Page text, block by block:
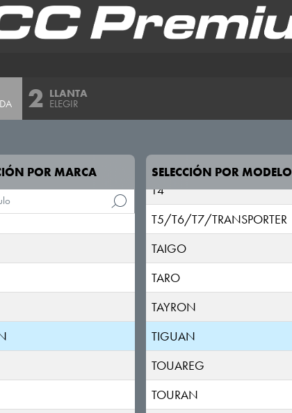
LLANTA
ELEGIR
POR MARCA SELECCIÓN POR MODELO
SCIROCCO
SHARAN
T4
T5/T6/T7/TRANSPORTER
TAIGO
TARO
TAYRON
TIGUAN
TOUAREG
TOURAN